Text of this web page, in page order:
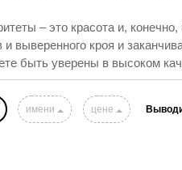
– это красота и,
и выверенного кроя и
быть уверены в высоком
имени цене